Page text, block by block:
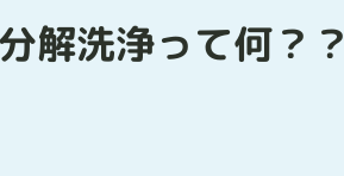
解洗浄って何？？